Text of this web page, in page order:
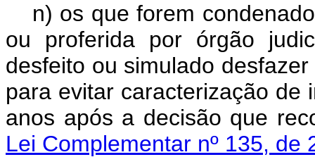
n) os que forem
ou proferida por órgão
desfeito ou simulado
para evitar caracterização de
anos após a decisão que
Lei Complementar nº 135, de